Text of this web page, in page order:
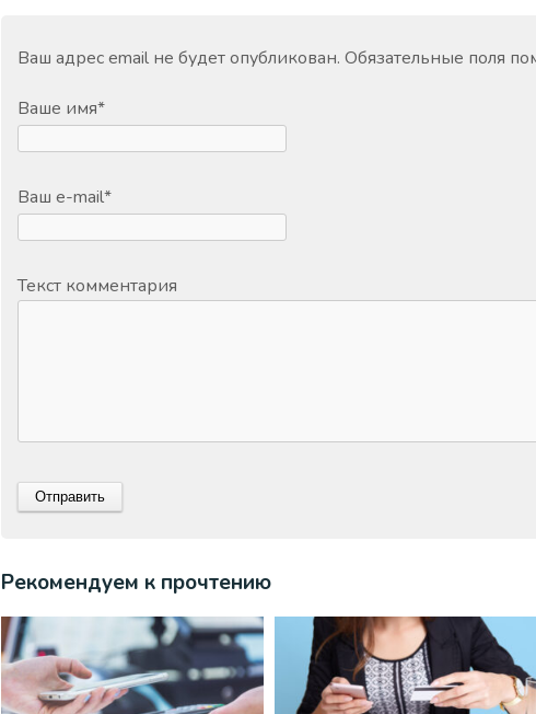
Ваш адрес email не будет опубликован. Обязательные поля
Ваше имя*
Ваш e-mail*
Текст комментария
Рекомендуем к прочтению